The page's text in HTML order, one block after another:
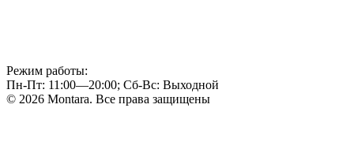
Режим работы:
Пн-Пт: 11:00—20:00; Сб-Вс: Выходной
© 2026 Montara. Все права защищены